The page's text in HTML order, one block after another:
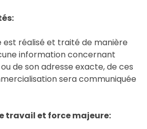
réalisé et traité de manière
information concernant
de son adresse exacte, de ces
sera communiquée
travail et force majeure: